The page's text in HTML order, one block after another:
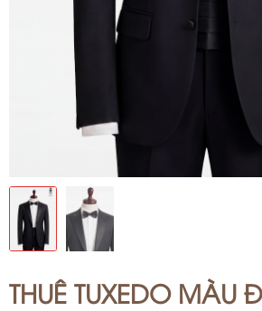
THUÊ TUXEDO MÀU